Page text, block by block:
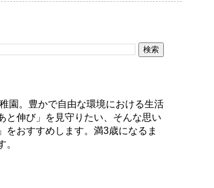
園。豊かで自由な環境における生活
と伸び」を見守りたい、そんな思い
をおすすめします。満3歳になるま
。